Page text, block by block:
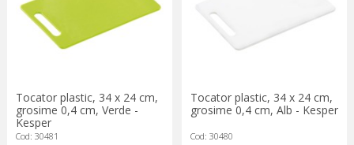
Tocator plastic, 34 x 24 cm,
grosime 0,4 cm, Verde -
Kesper
Cod: 30481
Tocator plastic, 34 x 24 cm,
grosime 0,4 cm, Alb - Kesper
Cod: 30480